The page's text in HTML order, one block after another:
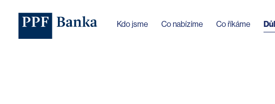
Kdo jsme Co nabízíme Co říkáme